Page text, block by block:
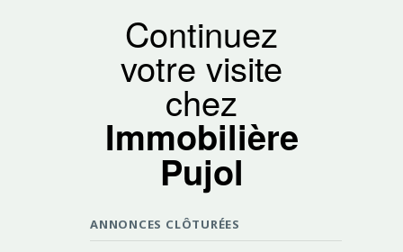
Continuez
votre visite
chez
Immobilière
Pujol
ANNONCES CLÔTURÉES